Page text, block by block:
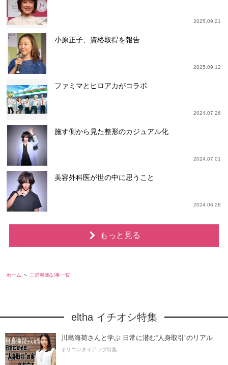
2025.09.21
小原正子、資格取得を報告
2025.09.12
ファミマとヒロアカがコラボ
2024.07.26
施す側から見た整形のカジュアル化
2024.07.01
美容外科医が世の中に思うこと
2024.06.28
もっと見る
ホーム 三浦春馬記事一覧
eltha イチオシ特集
川島海荷さんと学ぶ 日常に潜む“人身取引”のリアル
オリコンタイアップ特集